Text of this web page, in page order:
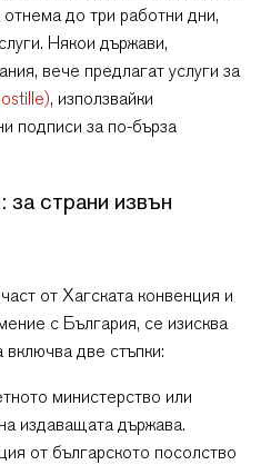
до три работни дни,
Някои държави,
вече предлагат услуги за
, използвайки
подписи за по-бърза
за страни извън
от Хагската конвенция и
с България, се изисква
две стъпки:
министерство или
издаващата държава.
от българското посолство